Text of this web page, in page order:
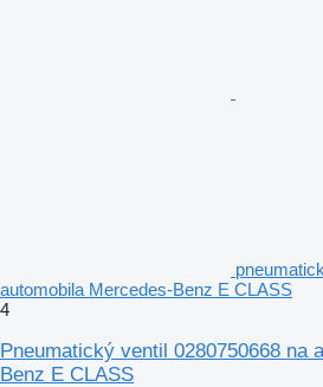
automobila Mercedes-Benz E CLASS
4
Pneumatický ventil 0280750668 na
Benz E CLASS